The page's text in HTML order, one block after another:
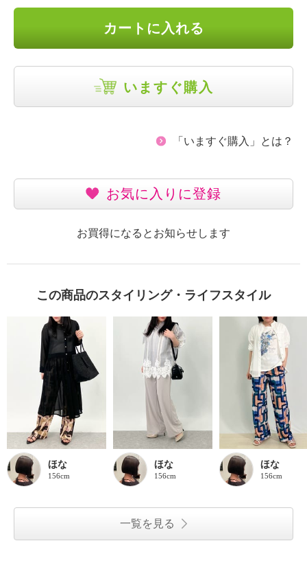
カートに入れる
いますぐ購入
「いますぐ購入」とは？
お気に入りに登録
お買得になるとお知らせします
この商品のスタイリング・ライフスタイル
ほな
156cm
ほな
156cm
ほな
156cm
一覧を見る